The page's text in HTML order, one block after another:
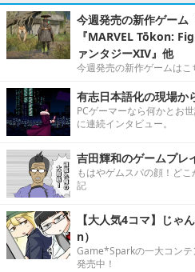
今週発売の新作ゲー
『MARVEL Tōkon:
ァンタジーXIV』他
今週発売の新作ゲームはこ
有志日本語化の現場か
PCゲーマーなら何かとお
に連続インタビュー。
吉田輝和のゲームプレ
もはやゲムスパの顔！ど
記
【大人気4コマ】じ
n）
Game*Sparkの一大コン
発売中！